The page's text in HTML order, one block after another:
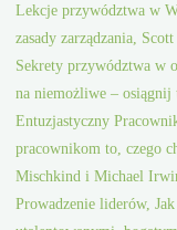
Lekcje przywództwa w
zasady zarządzania,
Sekrety przywództwa w
na niemożliwe –
Entuzjastyczny
pracownikom to, czego
Mischkind i Michael
Prowadzenie liderów,